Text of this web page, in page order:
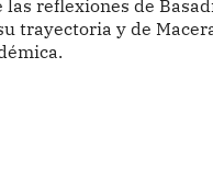
las reflexiones de
trayectoria y de